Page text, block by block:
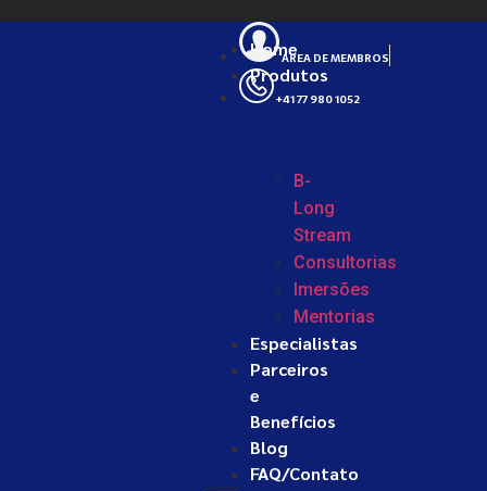
Home
Produtos
B-
Long
Stream
Consultorias
Imersões
Mentorias
Especialistas
Parceiros
e
Benefícios
Blog
FAQ/Contato
ÁREA DE MEMBROS
+41 77 980 1052